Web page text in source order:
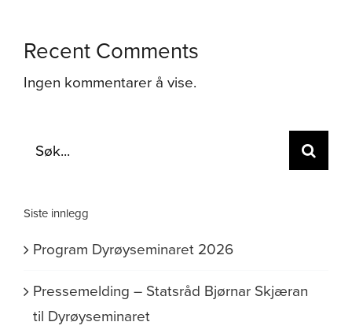
Recent Comments
Ingen kommentarer å vise.
Søk
Siste innlegg
Program Dyrøyseminaret 2026
Pressemelding – Statsråd Bjørnar Skjæran
til Dyrøyseminaret